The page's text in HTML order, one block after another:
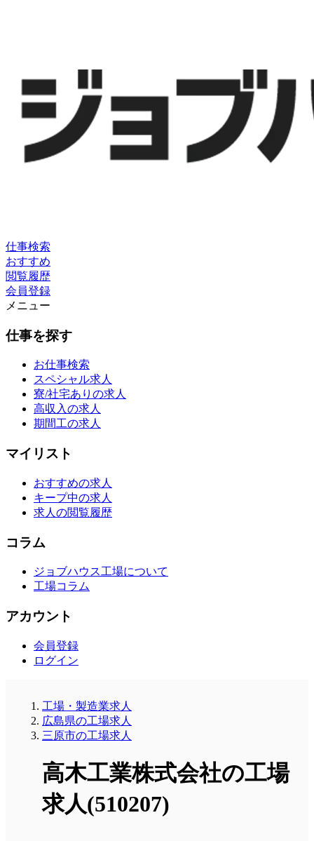
仕事検索
おすすめ
閲覧履歴
会員登録
メニュー
仕事を探す
お仕事検索
スペシャル求人
寮/社宅ありの求人
高収入の求人
期間工の求人
マイリスト
おすすめの求人
キープ中の求人
求人の閲覧履歴
コラム
ジョブハウス工場について
工場コラム
アカウント
会員登録
ログイン
工場・製造業求人
広島県の工場求人
三原市の工場求人
高木工業株式会社の工場
求人(510207)